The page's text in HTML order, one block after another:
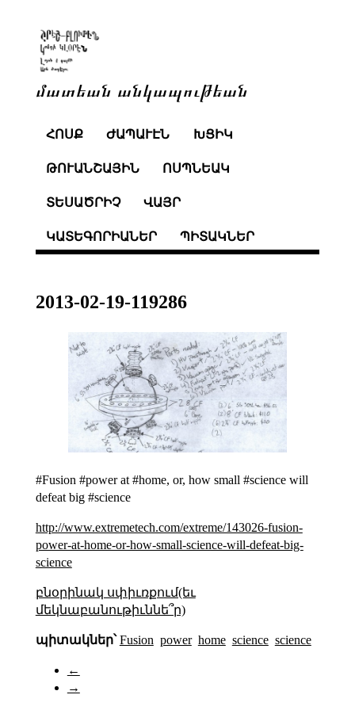
մատեան անկապութեան
ՀՈՍՔ ԺԱՊԱՒԷՆ ԽՑԻԿ
ԹՈՒԱՆՇԱՅԻՆ ՈՍՊՆԵԱԿ
ՏԵՍԱԾՐԻՉ ՎԱՅՐ
ԿԱՏԵԳՈՐԻԱՆԵՐ ՊԻՏԱԿՆԵՐ
2013-02-19-119286
#Fusion #power at #home, or, how small #science will
defeat big #science
http://www.extremetech.com/extreme/143026-fusion-
power-at-home-or-how-small-science-will-defeat-big-
science
բնօրինակ սփիւռքում(եւ
մեկնաբանութիւննե՞ր)
պիտակներ՝ Fusion power home science science
←
→